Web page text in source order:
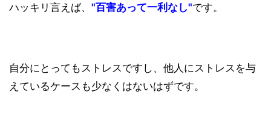
ハッキリ言えば、 "百害あって一利なし"です。
自分にとってもストレスですし、他人にストレスを与
えているケースも少なくはないはずです。